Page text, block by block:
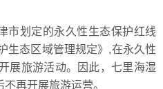
划定的永久性生态保护红线
生态区域管理规定》,在永久性
展旅游活动。因此，七里海湿
再开展旅游运营。